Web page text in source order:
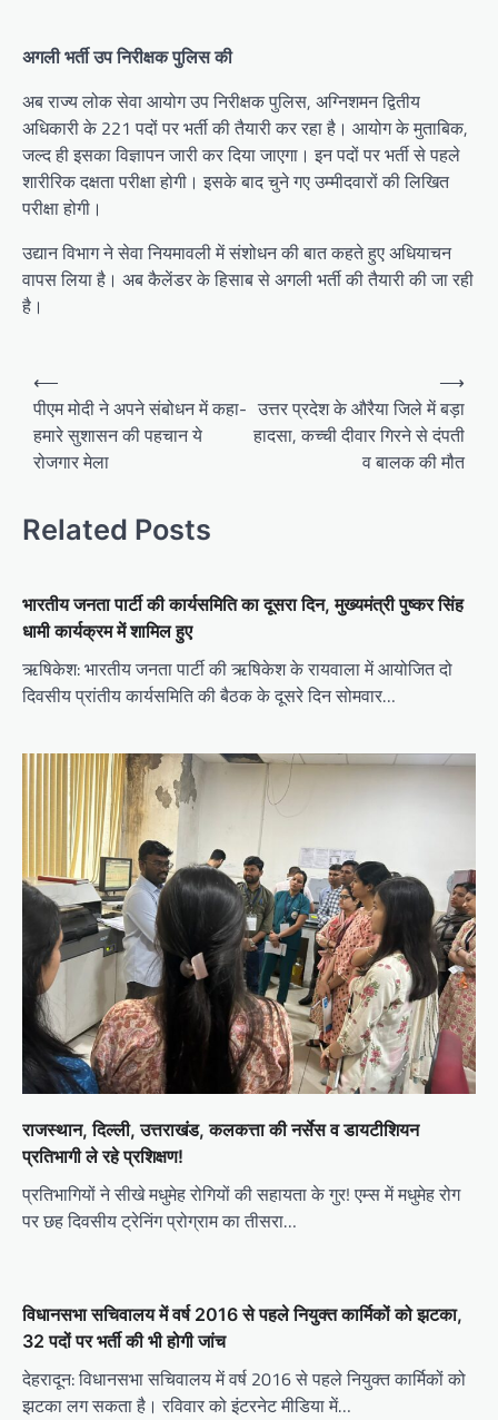
अगली भर्ती उप निरीक्षक पुलिस की
अब राज्य लोक सेवा आयोग उप निरीक्षक पुलिस, अग्निशमन द्वितीय
अधिकारी के 221 पदों पर भर्ती की तैयारी कर रहा है। आयोग के मुताबिक,
जल्द ही इसका विज्ञापन जारी कर दिया जाएगा। इन पदों पर भर्ती से पहले
शारीरिक दक्षता परीक्षा होगी। इसके बाद चुने गए उम्मीदवारों की लिखित
परीक्षा होगी।
उद्यान विभाग ने सेवा नियमावली में संशोधन की बात कहते हुए अधियाचन
वापस लिया है। अब कैलेंडर के हिसाब से अगली भर्ती की तैयारी की जा रही
है।
o
n
a
i
g
a
i
o
⟵
पीएम मोदी ने अपने संबोधन में कहा-
हमारे सुशासन की पहचान ये
रोजगार मेला
उत्तर प्रदेश के औरैया जिले में बड़ा
हादसा, कच्ची दीवार गिरने से दंपती
व बालक की मौत
⟶
Related Posts
भारतीय जनता पार्टी की कार्यसमिति का दूसरा दिन, मुख्यमंत्री पुष्कर सिंह
धामी कार्यक्रम में शामिल हुए
ऋषिकेश: भारतीय जनता पार्टी की ऋषिकेश के रायवाला में आयोजित दो
दिवसीय प्रांतीय कार्यसमिति की बैठक के दूसरे दिन सोमवार…
राजस्थान, दिल्ली, उत्तराखंड, कलकत्ता की नर्सेस व डायटीशियन
प्रतिभागी ले रहे प्रशिक्षण!
प्रतिभागियों ने सीखे मधुमेह रोगियों की सहायता के गुर! एम्स में मधुमेह रोग
पर छह दिवसीय ट्रेनिंग प्रोग्राम का तीसरा…
विधानसभा सचिवालय में वर्ष 2016 से पहले नियुक्त कार्मिकों को झटका,
32 पदों पर भर्ती की भी होगी जांच
देहरादून: विधानसभा सचिवालय में वर्ष 2016 से पहले नियुक्त कार्मिकों को
झटका लग सकता है। रविवार को इंटरनेट मीडिया में…